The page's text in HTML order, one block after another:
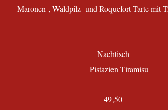
Maronen-, Waldpilz- und Roquefort-Tarte mit
Nachtisch
Pistazien Tiramisu
49,50